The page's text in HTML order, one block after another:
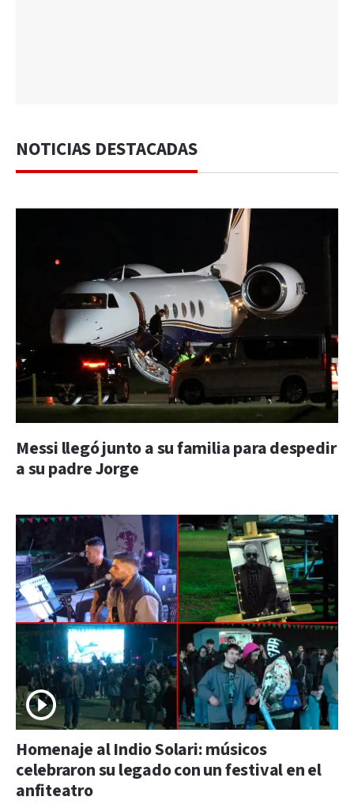
NOTICIAS DESTACADAS
Messi llegó junto a su familia para despedir
a su padre Jorge
Homenaje al Indio Solari: músicos
celebraron su legado con un festival en el
anfiteatro